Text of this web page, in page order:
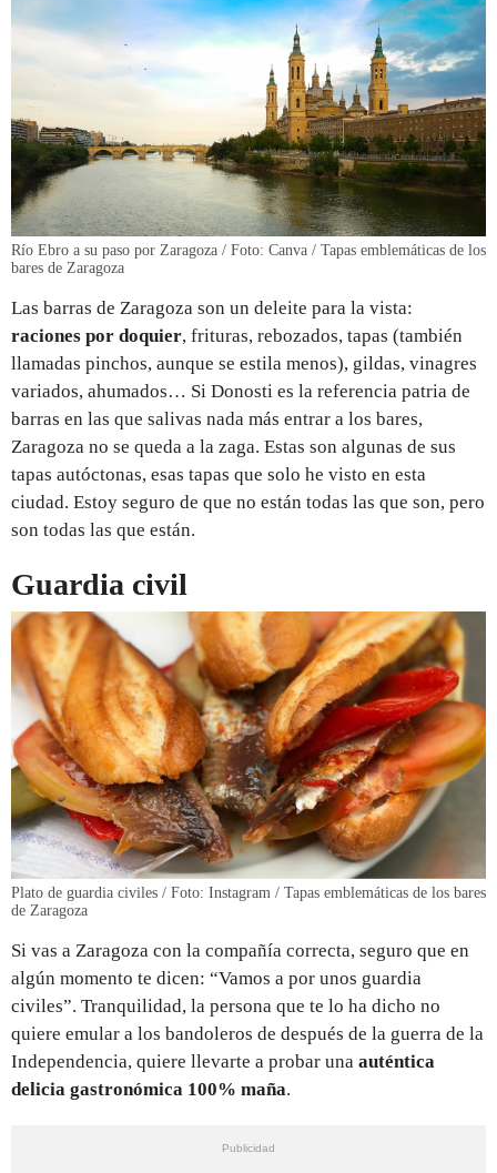
Río Ebro a su paso por Zaragoza / Foto: Canva / Tapas emblemáticas de los
bares de Zaragoza
Las barras de Zaragoza son un deleite para la vista:
raciones por doquier, frituras, rebozados, tapas (también
llamadas pinchos, aunque se estila menos), gildas, vinagres
variados, ahumados… Si Donosti es la referencia patria de
barras en las que salivas nada más entrar a los bares,
Zaragoza no se queda a la zaga. Estas son algunas de sus
tapas autóctonas, esas tapas que solo he visto en esta
ciudad. Estoy seguro de que no están todas las que son, pero
son todas las que están.
Guardia civil
Plato de guardia civiles / Foto: Instagram / Tapas emblemáticas de los bares
de Zaragoza
Si vas a Zaragoza con la compañía correcta, seguro que en
algún momento te dicen: “Vamos a por unos guardia
civiles”. Tranquilidad, la persona que te lo ha dicho no
quiere emular a los bandoleros de después de la guerra de la
Independencia, quiere llevarte a probar una auténtica
delicia gastronómica 100% maña.